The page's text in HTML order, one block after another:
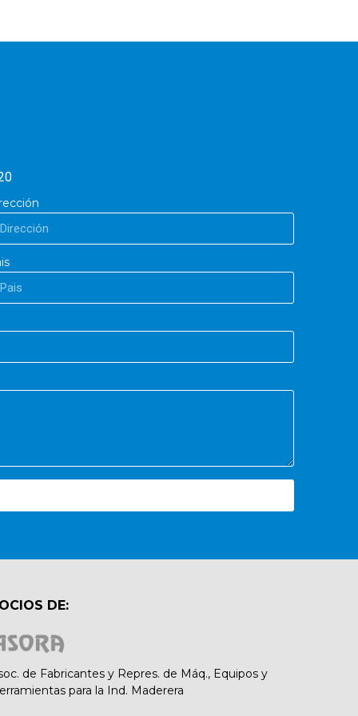
DE:
de Fabricantes y Repres. de Máq., Equipos y
para la Ind. Maderera